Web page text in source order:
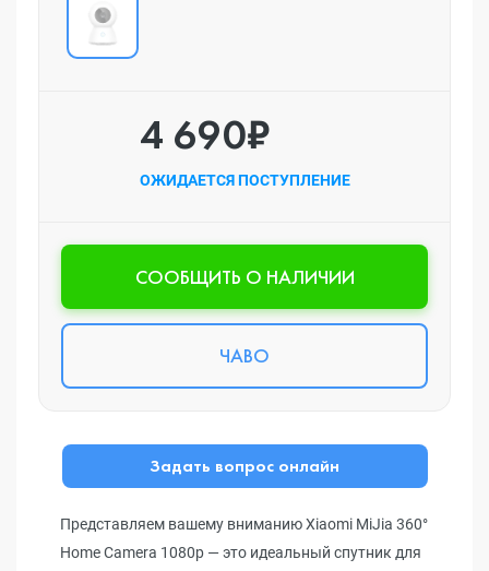
4 690₽
ОЖИДАЕТСЯ ПОСТУПЛЕНИЕ
CООБЩИТЬ О НАЛИЧИИ
ЧАВО
Задать вопрос онлайн
Представляем вашему вниманию Xiaomi MiJia 360°
Home Camera 1080p — это идеальный спутник для